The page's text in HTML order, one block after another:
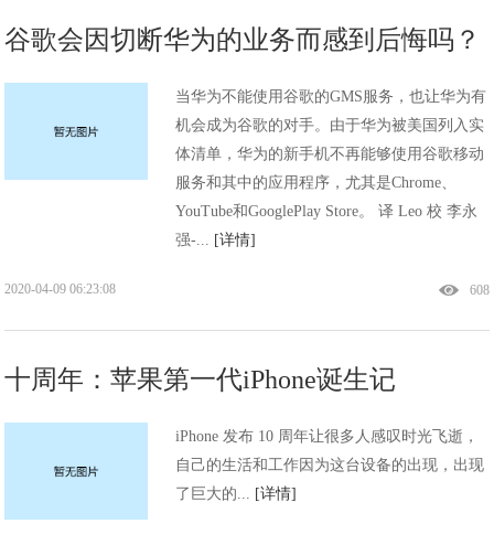
谷歌会因切断华为的业务而感到后悔吗？
当华为不能使用谷歌的GMS服务，也让华为有
机会成为谷歌的对手。由于华为被美国列入实
体清单，华为的新手机不再能够使用谷歌移动
服务和其中的应用程序，尤其是Chrome、
YouTube和GooglePlay Store。 译 Leo 校 李永
强-...
[详情]
608
2020-04-09 06:23:08
十周年：苹果第一代iPhone诞生记
iPhone 发布 10 周年让很多人感叹时光飞逝，
自己的生活和工作因为这台设备的出现，出现
了巨大的... [详情]